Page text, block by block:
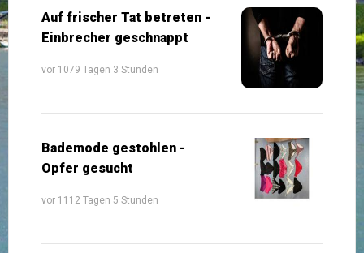
Auf frischer Tat betreten -
Einbrecher geschnappt
vor 1079 Tagen 3 Stunden
Bademode gestohlen -
Opfer gesucht
vor 1112 Tagen 5 Stunden